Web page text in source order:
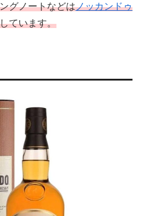
グノートなどはノッカンドゥ
ています。